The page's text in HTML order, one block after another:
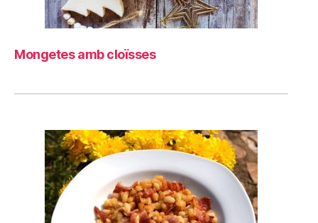
Mongetes amb cloïsses